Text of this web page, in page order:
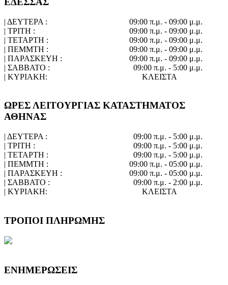
| ΔΕΥΤΕΡΑ :
09:00 π.μ. - 09:00 μ.μ.
| ΤΡΙΤΗ :
09:00 π.μ. - 09:00 μ.μ.
| ΤΕΤΑΡΤΗ :
09:00 π.μ. - 09:00 μ.μ.
| ΠΕΜΜΤΗ :
09:00 π.μ. - 09:00 μ.μ.
| ΠΑΡΑΣΚΕΥΗ :
09:00 π.μ. - 09:00 μ.μ.
| ΣΑΒΒΑΤΟ :
09:00 π.μ. - 5:00 μ.μ.
| ΚΥΡΙΑΚΗ:
ΚΛΕΙΣΤΑ
ΩΡΕΣ ΛΕΙΤΟΥΡΓΙΑΣ ΚΑΤΑΣΤΗΜΑΤΟΣ
ΑΘΗΝΑΣ
| ΔΕΥΤΕΡΑ :
09:00 π.μ. - 5:00 μ.μ.
| ΤΡΙΤΗ :
09:00 π.μ. - 5:00 μ.μ.
| ΤΕΤΑΡΤΗ :
09:00 π.μ. - 5:00 μ.μ.
| ΠΕΜΜΤΗ :
09:00 π.μ. - 05:00 μ.μ.
| ΠΑΡΑΣΚΕΥΗ :
09:00 π.μ. - 05:00 μ.μ.
| ΣΑΒΒΑΤΟ :
09:00 π.μ. - 2:00 μ.μ.
| ΚΥΡΙΑΚΗ:
ΚΛΕΙΣΤΑ
ΤΡΟΠΟΙ ΠΛΗΡΩΜΗΣ
ΕΝΗΜΕΡΩΣΕΙΣ